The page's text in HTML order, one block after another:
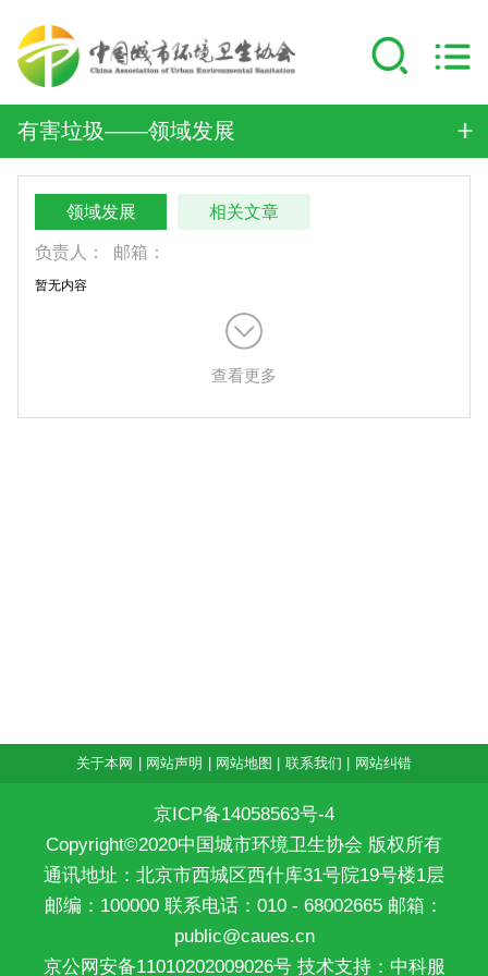
有害垃圾——领域发展
领域发展 相关文章
负责人： 邮箱：
暂无内容
查看更多
关于本网 网站声明 网站地图 联系我们 网站纠错
京ICP备14058563号-4
Copyright©2020中国城市环境卫生协会 版权所有
通讯地址：北京市西城区西什库31号院19号楼1层
邮编：100000 联系电话：010 - 68002665 邮箱：
public@caues.cn
京公网安备11010202009026号 技术支持：中科服